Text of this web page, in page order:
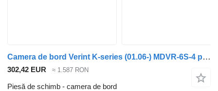
Camera de bord Verint K-series (01.06-) MDVR-6S-4 pentru autobuz Scania K,N,F-series bus (2006-)
302,42 EUR ≈ 1.587 RON
Piesă de schimb - camera de bord